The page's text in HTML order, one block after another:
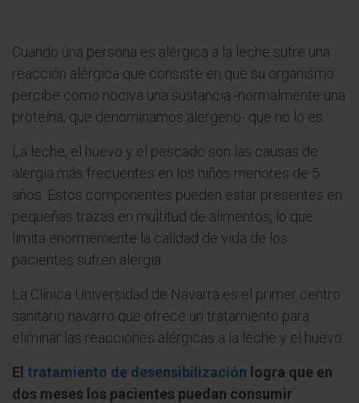
Cuando una persona es alérgica a la leche sufre una
reacción alérgica que consiste en que su organismo
percibe como nociva una sustancia -normalmente una
proteína, que denominamos alergeno- que no lo es.
La leche, el huevo y el pescado son las causas de
alergia más frecuentes en los niños menores de 5
años. Estos componentes pueden estar presentes en
pequeñas trazas en multitud de alimentos, lo que
limita enormemente la calidad de vida de los
pacientes sufren alergia.
La Clínica Universidad de Navarra es el primer centro
sanitario navarro que ofrece un tratamiento para
eliminar las reacciones alérgicas a la leche y el huevo.
El tratamiento de desensibilización logra que en
dos meses los pacientes puedan consumir